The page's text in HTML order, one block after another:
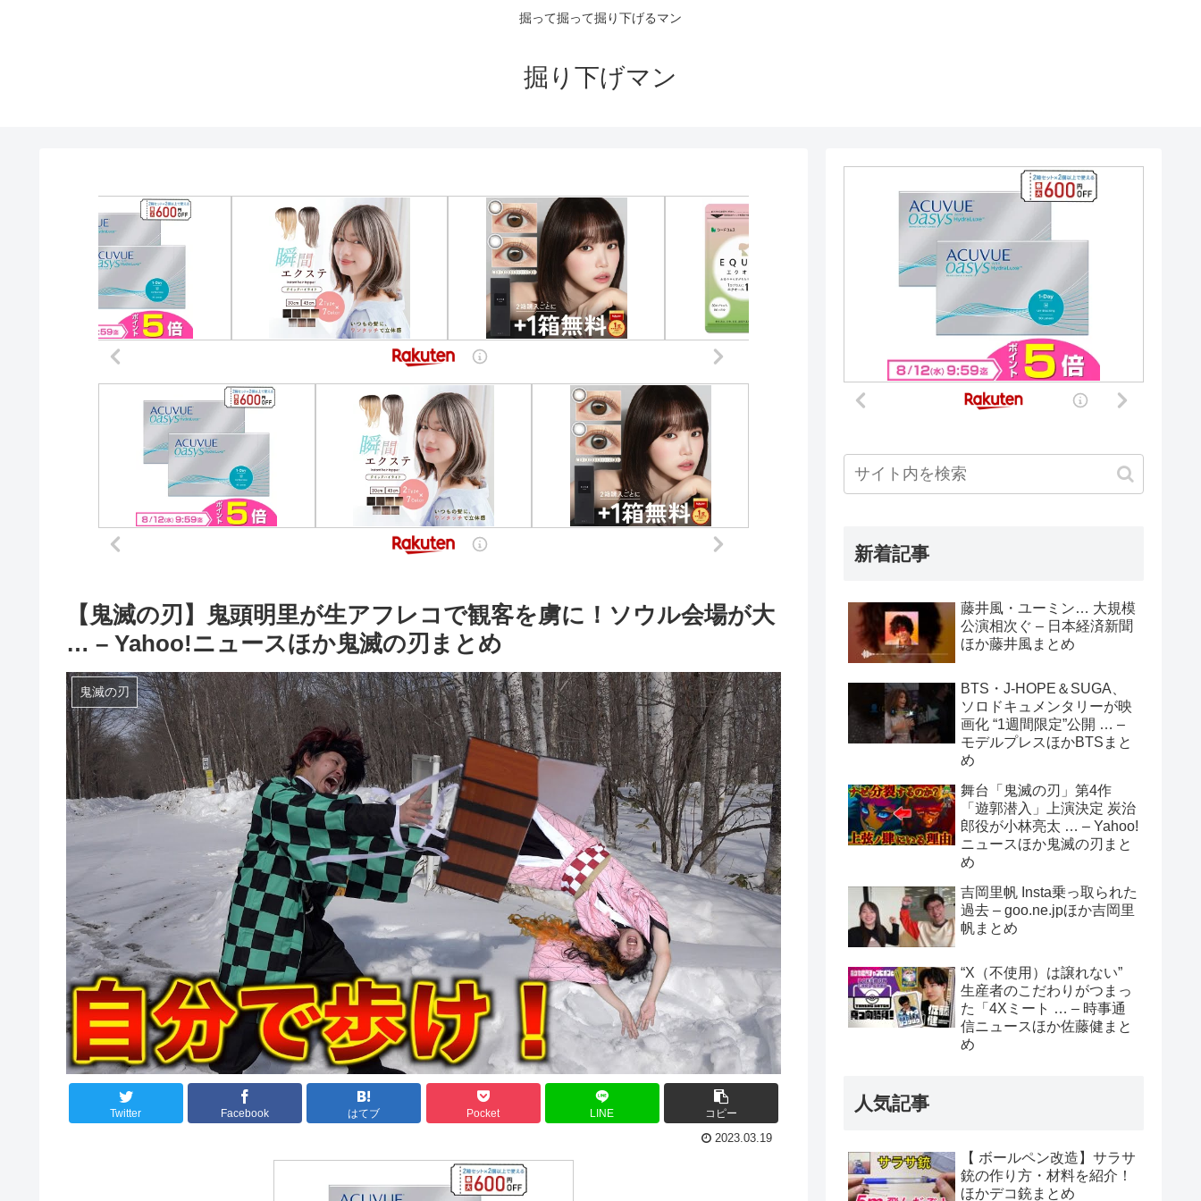
掘って掘って掘り下げるマン
掘り下げマン
【鬼滅の刃】鬼頭明里が生アフレコで観客を虜に！ソウル会場が大
… – Yahoo!ニュースほか鬼滅の刃まとめ
鬼滅の刃
Twitter Facebook はてブ Pocket LINE コピー
2023.03.19
新着記事
藤井風・ユーミン… 大規模
公演相次ぐ – 日本経済新聞
ほか藤井風まとめ
BTS・J-HOPE＆SUGA、
ソロドキュメンタリーが映
画化 “1週間限定”公開 … –
モデルプレスほかBTSまと
め
舞台「鬼滅の刃」第4作
「遊郭潜入」上演決定 炭治
郎役が小林亮太 … – Yahoo!
ニュースほか鬼滅の刃まと
め
吉岡里帆 Insta乗っ取られた
過去 – goo.ne.jpほか吉岡里
帆まとめ
“X（不使用）は譲れない”
生産者のこだわりがつまっ
た「4Xミート … – 時事通
信ニュースほか佐藤健まと
め
人気記事
【 ボールペン改造】サラサ
銃の作り方・材料を紹介！
ほかデコ銃まとめ